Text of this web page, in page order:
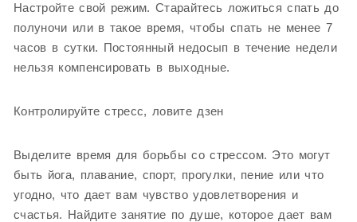
Настройте свой режим. Старайтесь ложиться спать до
полуночи или в такое время, чтобы спать не менее 7
часов в сутки. Постоянный недосып в течение недели
нельзя компенсировать в выходные.
Контролируйте стресс, ловите дзен
Выделите время для борьбы со стрессом. Это могут
быть йога, плавание, спорт, прогулки, пение или что
угодно, что дает вам чувство удовлетворения и
счастья. Найдите занятие по душе, которое дает вам